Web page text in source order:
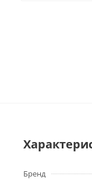
Бренд